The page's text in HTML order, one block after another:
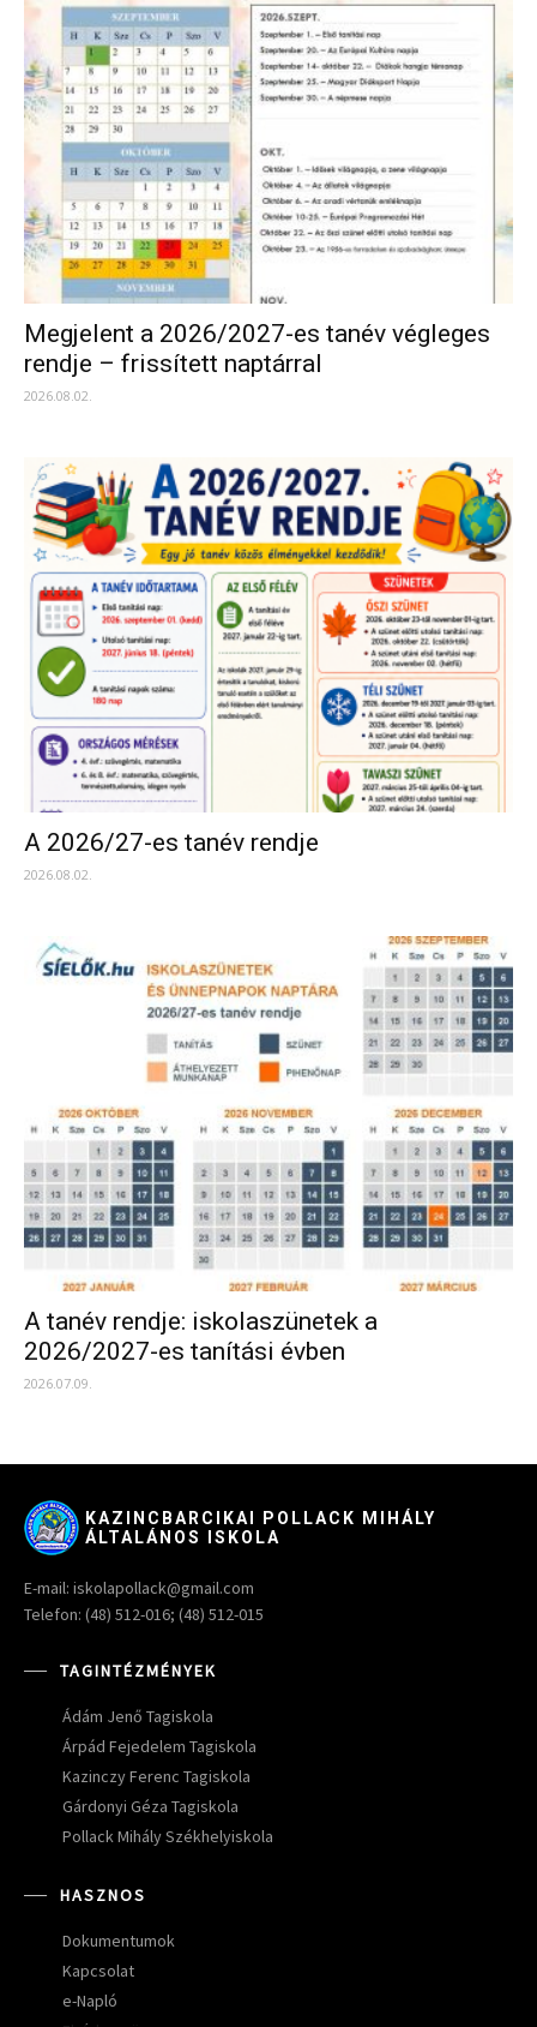
Megjelent a 2026/2027-es tanév végleges
rendje – frissített naptárral
2026.08.02.
A 2026/27-es tanév rendje
2026.08.02.
A tanév rendje: iskolaszünetek a
2026/2027-es tanítási évben
2026.07.09.
KAZINCBARCIKAI POLLACK MIHÁLY
ÁLTALÁNOS ISKOLA
E-mail: iskolapollack@gmail.com
Telefon: (48) 512-016; (48) 512-015
TAGINTÉZMÉNYEK
Ádám Jenő Tagiskola
Árpád Fejedelem Tagiskola
Kazinczy Ferenc Tagiskola
Gárdonyi Géza Tagiskola
Pollack Mihály Székhelyiskola
HASZNOS
Dokumentumok
Kapcsolat
e-Napló